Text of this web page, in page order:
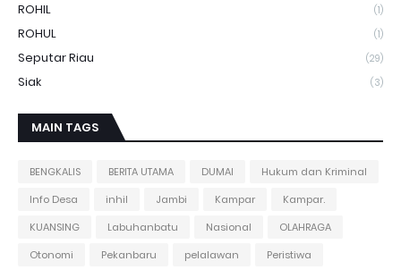
ROHIL (1)
ROHUL (1)
Seputar Riau (29)
Siak (3)
MAIN TAGS
BENGKALIS BERITA UTAMA DUMAI
Hukum dan Kriminal
Info Desa
inhil Jambi Kampar
Kampar.
KUANSING
Labuhanbatu Nasional
OLAHRAGA
Otonomi
Pekanbaru pelalawan Peristiwa